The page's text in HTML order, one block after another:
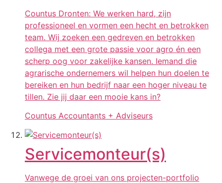
Countus Dronten: We werken hard, zijn
professioneel en vormen een hecht en betrokken
team. Wij zoeken een gedreven en betrokken
collega met een grote passie voor agro én een
scherp oog voor zakelijke kansen. Iemand die
agrarische ondernemers wil helpen hun doelen te
bereiken en hun bedrijf naar een hoger niveau te
tillen. Zie jij daar een mooie kans in?
Countus Accountants + Adviseurs
Servicemonteur(s)
Vanwege de groei van ons projecten-portfolio